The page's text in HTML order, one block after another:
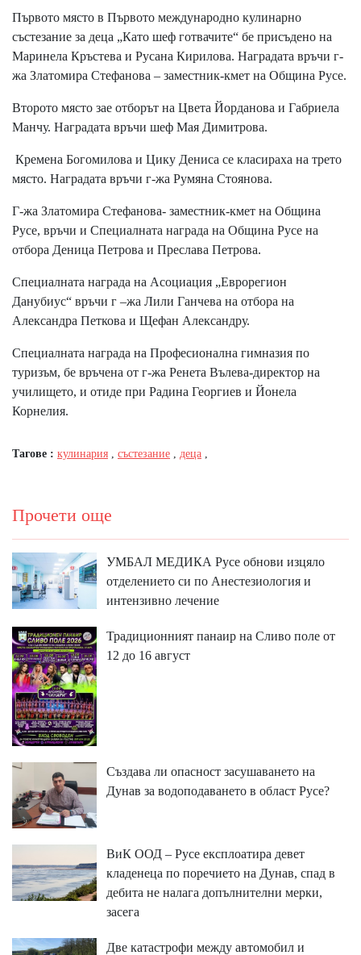
Първото място в Първото международно кулинарно
състезание за деца „Като шеф готвачите“ бе присъдено на
Маринела Кръстева и Русана Кирилова. Наградата връчи г-
жа Златомира Стефанова – заместник-кмет на Община Русе.
Второто място зае отборът на Цвета Йорданова и Габриела
Манчу. Наградата връчи шеф Мая Димитрова.
Кремена Богомилова и Цику Дениса се класираха на трето
място. Наградата връчи г-жа Румяна Стоянова.
Г-жа Златомира Стефанова- заместник-кмет на Община
Русе, връчи и Специалната награда на Община Русе на
отбора Деница Петрова и Преслава Петрова.
Специалната награда на Асоциация „Еврорегион
Данубиус“ връчи г –жа Лили Ганчева на отбора на
Александра Петкова и Щефан Александру.
Специалната награда на Професионална гимназия по
туризъм, бе връчена от г-жа Ренета Вълева-директор на
училището, и отиде при Радина Георгиев и Йонела
Корнелия.
Тагове : кулинария , състезание , деца ,
Прочети още
УМБАЛ МЕДИКА Русе обнови изцяло
отделението си по Анестезиология и
интензивно лечение
Традиционният панаир на Сливо поле от
12 до 16 август
Създава ли опасност засушаването на
Дунав за водоподаването в област Русе?
ВиК ООД – Русе експлоатира девет
кладенеца по поречието на Дунав, спад в
дебита не налага допълнителни мерки,
засега
Две катастрофи между автомобил и